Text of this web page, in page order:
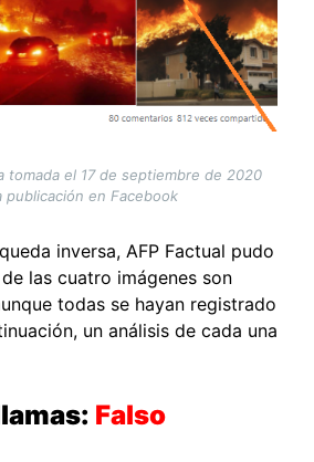
tomada el 17 de septiembre de 2020
publicación en Facebook
inversa, AFP Factual pudo
las cuatro imágenes son
todas se hayan registrado
un análisis de cada una
Falso